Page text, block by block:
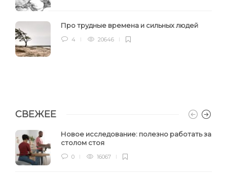
Про трудные времена и сильных людей
4 20646
СВЕЖЕЕ
Новое исследование: полезно работать за
столом стоя
0 16067